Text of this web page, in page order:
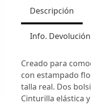
Descripción
Info. Devolución
Creado para
con estampado
talla real. Dos
Cinturilla elástica